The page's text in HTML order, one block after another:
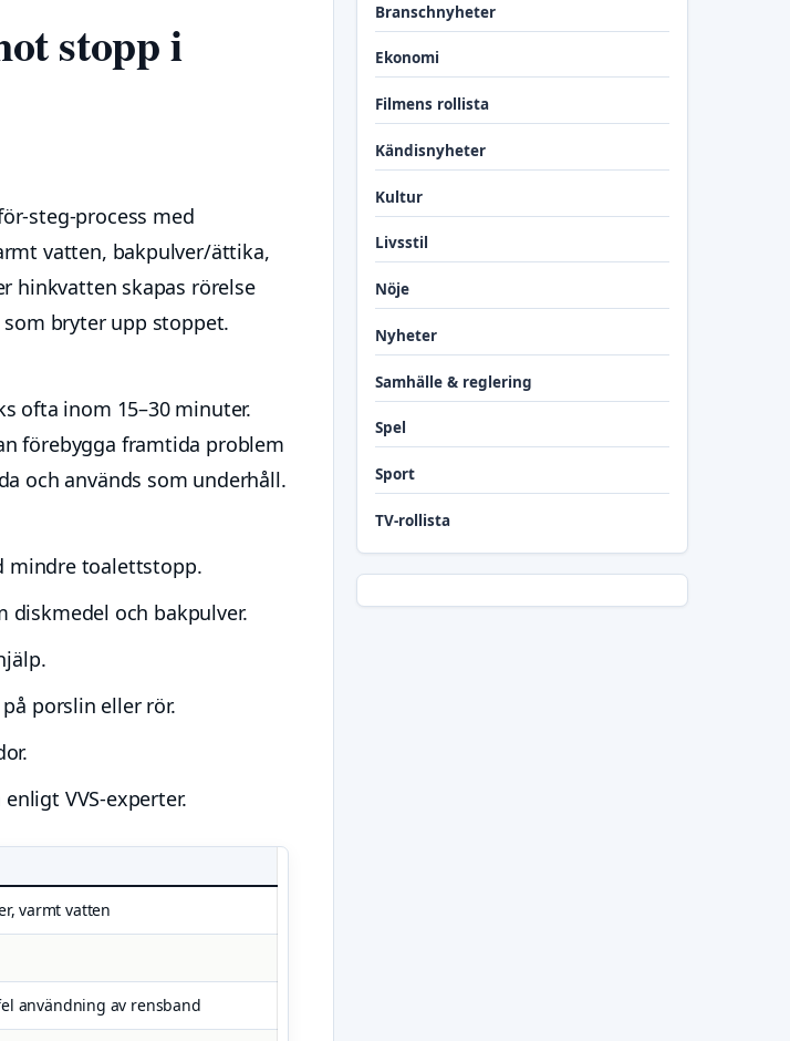
stopp i
steg-process med
vatten, bakpulver/ättika,
hinkvatten skapas rörelse
bryter upp stoppet.
ofta inom 15–30 minuter.
förebygga framtida problem
och används som underhåll.
mindre toalettstopp.
diskmedel och bakpulver.
porslin eller rör.
VVS-experter.
varmt vatten
användning av rensband
Branschnyheter
Ekonomi
Filmens rollista
Kändisnyheter
Kultur
Livsstil
Nöje
Nyheter
Samhälle & reglering
Spel
Sport
TV-rollista